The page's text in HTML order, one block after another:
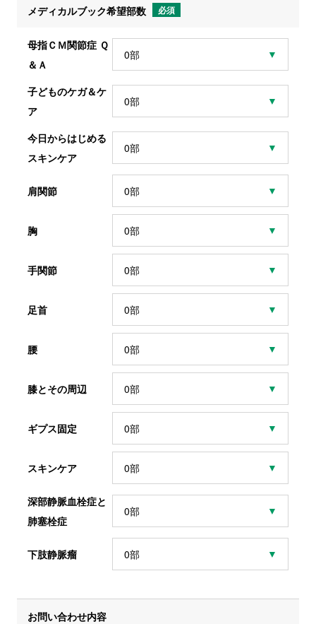
法律で定められている場合を除いて、個人情報
をお客様の同意なしに第三者に提供することは
ありません。
４．個人情報の取り扱いの委託について
「個人情報の利用目的」の範囲内において、取
得した個人情報の取り扱いを業務に応じて当社
が個人情報に関する機密保持契約を結んだ企業
に対して業務委託する場合があります。
５．安全管理
態で保管・管理するよう努めるとともに、漏洩
などを防止するため、合理的な安全管理措置を
実施します。また、個人情報を取り扱う従業員
や委託先についても適切に監督してまいりま
ご本人からの請求によりご自身の情報の開示な
ど（利用目的の通知、開示、内容の訂正、追加
または削除、利用の停止、消去および第三者へ
の提供の停止）をご希望される場合は、ご自身
およびお申し出いただいた方がご本人または代
します。開示などの求めに応じる手続きについ
メディカルブック希望部数 必須
母指ＣＭ関節症 Ｑ
＆Ａ
子どものケガ＆ケ
ア
今日からはじめる
スキンケア
肩関節
胸
手関節
足首
腰
膝とその周辺
ギプス固定
スキンケア
深部静脈血栓症と
肺塞栓症
下肢静脈瘤
お問い合わせ内容